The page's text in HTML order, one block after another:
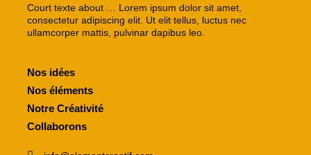
Court texte about … Lorem ipsum dolor sit amet,
consectetur adipiscing elit. Ut elit tellus, luctus nec
ullamcorper mattis, pulvinar dapibus leo.
Nos idées
Nos éléments
Notre Créativité
Collaborons